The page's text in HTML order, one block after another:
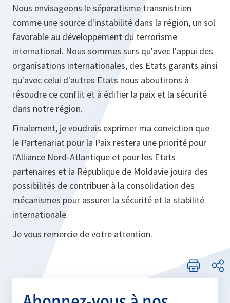
Nous envisageons le séparatisme transnistrien
comme une source d'instabilité dans la région, un sol
favorable au développement du terrorisme
international. Nous sommes surs qu'avec l'appui des
organisations internationales, des Etats garants ainsi
qu'avec celui d'autres Etats nous aboutirons à
résoudre ce conflit et à édifier la paix et la sécurité
dans notre région.
Finalement, je voudrais exprimer ma conviction que
le Partenariat pour la Paix restera une priorité pour
l'Alliance Nord-Atlantique et pour les Etats
partenaires et la République de Moldavie jouira des
possibilités de contribuer à la consolidation des
mécanismes pour assurer la sécurité et la stabilité
internationale.
Je vous remercie de votre attention.